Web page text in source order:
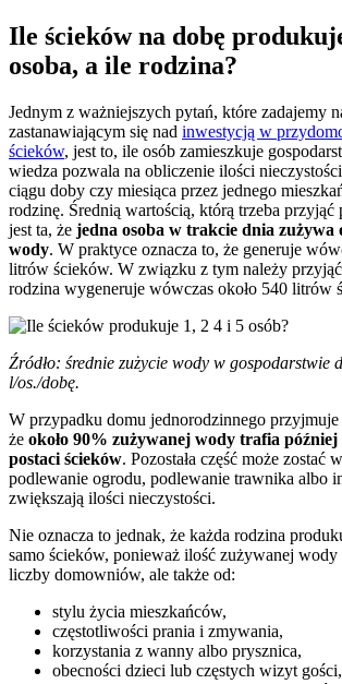
Ile ścieków na dobę
osoba, a ile rodzina?
Jednym z ważniejszych pytań, które zadajemy
zastanawiającym się nad inwestycją w
ścieków, jest to, ile osób zamieszkuje
wiedza pozwala na obliczenie ilości
ciągu doby czy miesiąca przez jednego
rodzinę. Średnią wartością, którą trzeba przyjąć
jest ta, że jedna osoba w trakcie dnia zużywa
wody. W praktyce oznacza to, że generuje
litrów ścieków. W związku z tym należy
rodzina wygeneruje wówczas około 540 litrów
Źródło: średnie zużycie wody w gospodarstwie
l/os./dobę.
W przypadku domu jednorodzinnego
że około 90% zużywanej wody trafia
postaci ścieków. Pozostała część może zostać
podlewanie ogrodu, podlewanie trawnika albo
zwiększają ilości nieczystości.
Nie oznacza to jednak, że każda rodzina
samo ścieków, ponieważ ilość zużywanej
liczby domowniów, ale także od:
stylu życia mieszkańców,
częstotliwości prania i zmywania,
korzystania z wanny albo prysznica,
obecności dzieci lub częstych wizyt gości,